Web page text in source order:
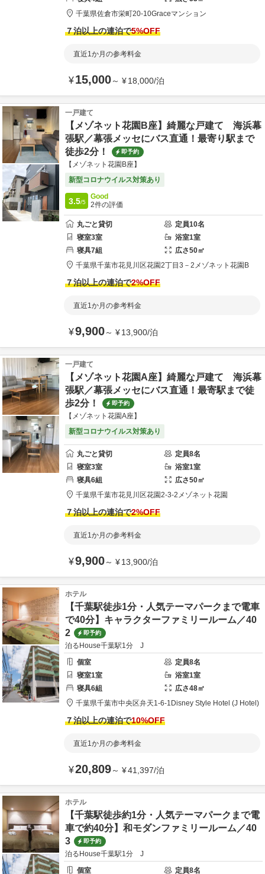
千葉県佐倉市栄町20-10Graceマンション
７泊以上の連泊で5%OFF
直近1か月の参考料金
¥15,000～ ¥18,000/泊
一戸建て
【メゾネット花園B座】綺麗な戸建て 海浜幕
張駅／幕張メッセにバス直通！最寄り駅まで
徒歩2分！
即予約
【メゾネット花園B座】
新型コロナウイルス対策あり
3.5/5
Good
2件の評価
丸ごと貸切 定員10名
寝室3室 浴室1室
寝具7組 広さ50㎡
千葉県千葉市花見川区花園2丁目3－2 メゾネット花園B
７泊以上の連泊で2%OFF
直近1か月の参考料金
¥9,900～ ¥13,900/泊
一戸建て
【メゾネット花園A座】綺麗な戸建て 海浜幕
張駅／幕張メッセにバス直通！最寄駅まで徒
歩2分！
即予約
【メゾネット花園A座】
新型コロナウイルス対策あり
丸ごと貸切 定員8名
寝室3室 浴室1室
寝具6組 広さ50㎡
千葉県千葉市花見川区花園2-3-2 メゾネット花園
７泊以上の連泊で2%OFF
直近1か月の参考料金
¥9,900～ ¥13,900/泊
ホテル
【千葉駅徒歩1分・人気テーマパークまで電車
で40分】キャラクターファミリールーム／40
2
即予約
泊るHouse千葉駅1分 J
個室
定員8名
寝室1室 浴室1室
寝具6組 広さ48㎡
千葉県千葉市中央区弁天1-6-1 Disney Style Hotel (J Hotel)
７泊以上の連泊で10%OFF
直近1か月の参考料金
¥20,809～ ¥41,397/泊
ホテル
【千葉駅徒歩約1分・人気テーマパークまで電
車で約40分】和モダンファミリールーム／40
3
即予約
泊るHouse千葉駅1分 J
個室
定員8名